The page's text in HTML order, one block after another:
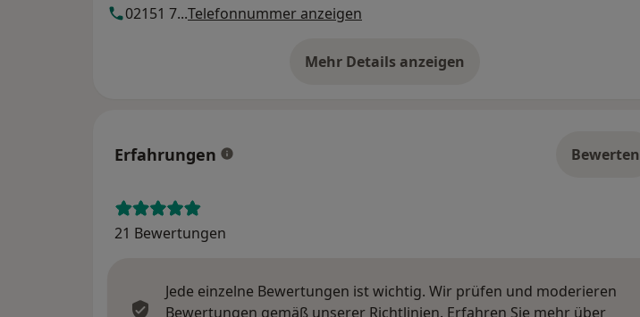
02151 7...Telefonnummer anzeigen
Mehr Details anzeigen
über die Adresse
Erfahrungen Bewerten
21 Bewertungen
Jede einzelne Bewertungen ist wichtig. Wir prüfen und moderieren
Bewertungen gemäß unserer Richtlinien. Erfahren Sie mehr über